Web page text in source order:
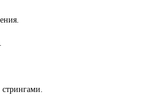
стрингами.